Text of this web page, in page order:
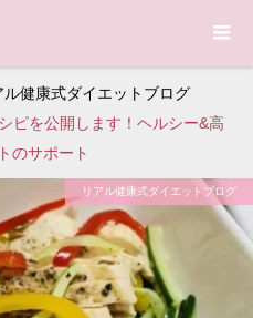
ル健康式ダイエットブログ
ピを公開します！ヘルシー&高
のサポート
リアル健康式ダイエットブログ